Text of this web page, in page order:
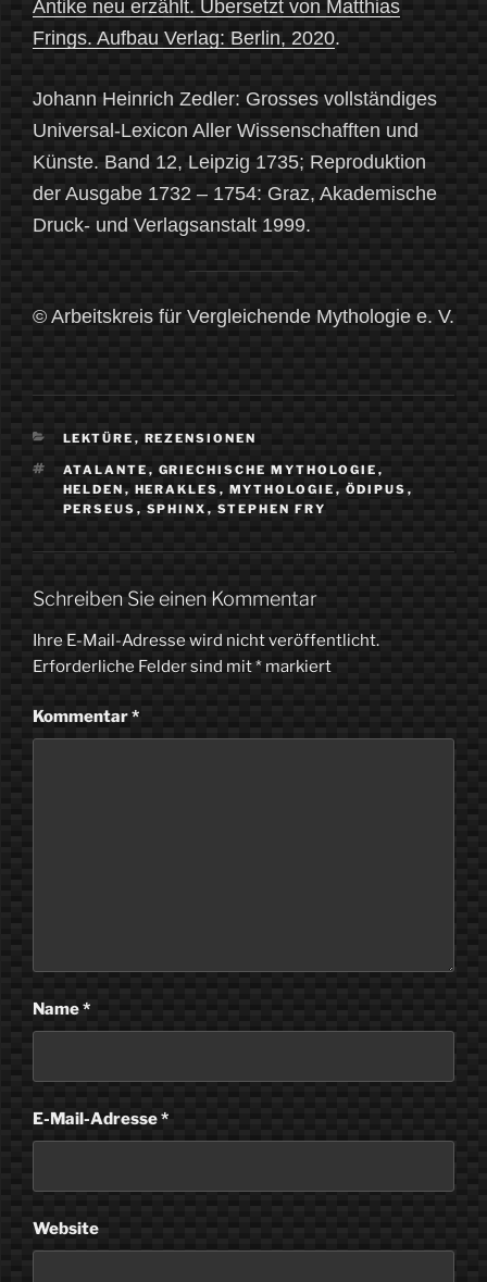
Antike neu erzählt. Übersetzt von Matthias
Frings. Aufbau Verlag: Berlin, 2020.
Johann Heinrich Zedler: Grosses vollständiges
Universal-Lexicon Aller Wissenschafften und
Künste. Band 12, Leipzig 1735; Reproduktion
der Ausgabe 1732 – 1754: Graz, Akademische
Druck- und Verlagsanstalt 1999.
© Arbeitskreis für Vergleichende Mythologie e. V.
KATEGORIEN
LEKTÜRE , REZENSIONEN
SCHLAGWÖRTER
ATALANTE , GRIECHISCHE MYTHOLOGIE ,
HELDEN , HERAKLES , MYTHOLOGIE , ÖDIPUS ,
PERSEUS , SPHINX , STEPHEN FRY
Schreiben Sie einen Kommentar
Ihre E-Mail-Adresse wird nicht veröffentlicht.
Erforderliche Felder sind mit* markiert
Kommentar*
Name*
E-Mail-Adresse*
Website